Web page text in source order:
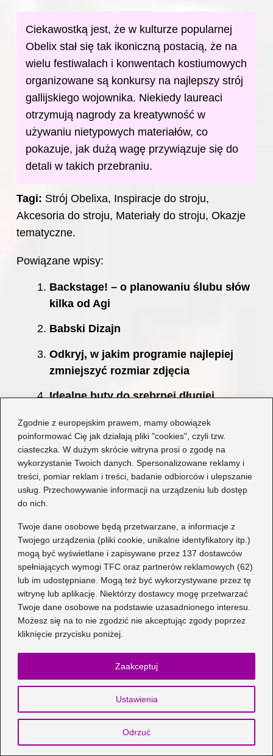
Zgodnie z europejskim prawem, mamy obowiązek
poinformować Cię jak działają pliki "cookies", czyli tzw.
ciasteczka. W dużym skrócie witryna prosi o zgodę na
wykorzystanie Twoich danych. Spersonalizowane reklamy i
treści, pomiar reklam i treści, badanie odbiorców i ulepszanie
usług. Przechowywanie informacji na urządzeniu lub dostęp
do nich.
Twoje dane osobowe będą przetwarzane, a informacje z
Twojego urządzenia (pliki cookie, unikalne identyfikatory itp.)
mogą być wyświetlane i zapisywane przez 137 dostawców
spełniających wymogi TFC oraz partnerów reklamowych (62)
lub im udostępniane. Mogą też być wykorzystywane przez tę
witrynę lub aplikację. Niektórzy dostawcy mogę przetwarzać
Twoje dane osobowe na podstawie uzasadnionego interesu.
Możesz się na to nie zgodzić nie akceptując zgody poprzez
kliknięcie przycisku poniżej.
Ustawienia
Odrzuć
Zaakceptuj
Ciekawostką jest, że w kulturze popularnej
Obelix stał się tak ikoniczną postacią, że na
wielu festiwalach i konwentach kostiumowych
organizowane są konkursy na najlepszy strój
gallijskiego wojownika. Niekiedy laureaci
otrzymują nagrody za kreatywność w
używaniu nietypowych materiałów, co
pokazuje, jak dużą wagę przywiązuje się do
detali w takich przebraniu.
Tagi: Strój Obelixa, Inspiracje do stroju,
Akcesoria do stroju, Materiały do stroju, Okazje
tematyczne.
Powiązane wpisy:
Backstage! – o planowaniu ślubu słów
kilka od Agi
Babski Dizajn
Odkryj, w jakim programie najlepiej
zmniejszyć rozmiar zdjęcia
Idealne buty do srebrnej długiej
Pomysły na kreatywny strój na
Halloween dla dziewczyny – stwórz coś
wyjątkowego!
Idealne połączenia: jaki kolor butów
Idealne kolory butów, które pasują do
lawendowej sukienki
Stylizacja z długim swetrem: Jakie buty
wybrać, aby wyglądać modnie?
Zaskocz swoich gości: jakie dodatki do
koronkowej sukni ślubnej wybrać?
Stylowe połączenia: jaka bluzka
idealnie skomponuje się z szeroką